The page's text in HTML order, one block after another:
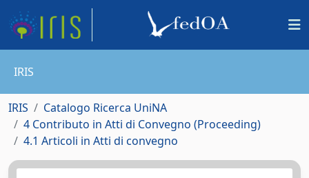
IRIS
IRIS
Catalogo Ricerca UniNA
4 Contributo in Atti di Convegno (Proceeding)
4.1 Articoli in Atti di convegno